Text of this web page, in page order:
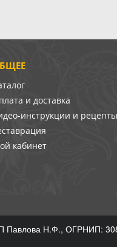
и доставка
инструкции и рецепты
кабинет
Павлова Н.Ф., ОГРНИП: